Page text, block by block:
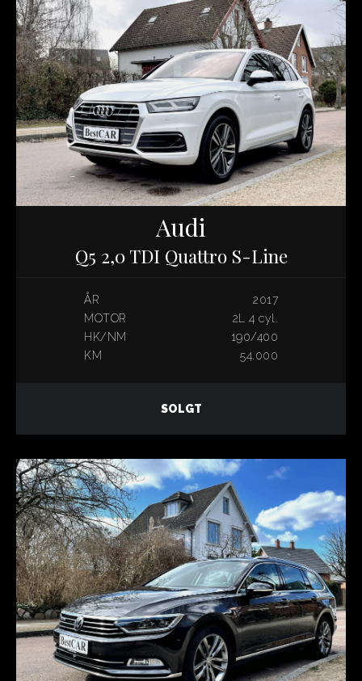
Audi
Q5 2,0 TDI Quattro S-Line
ÅR
2017
MOTOR
2L 4 cyl.
HK/NM
190/400
KM
54.000
SOLGT